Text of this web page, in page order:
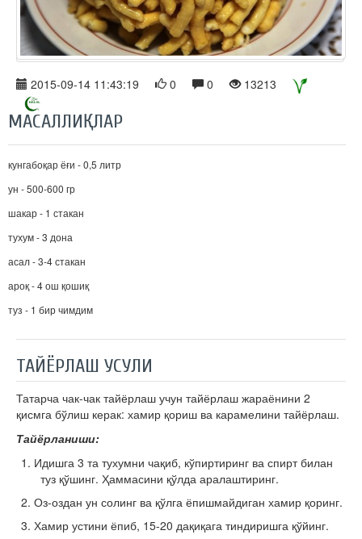
2015-09-14 11:43:19 0 0 13213
МАСАЛЛИҚЛАР
кунгабоқар ёғи - 0,5 литр
ун - 500-600 гр
шакар - 1 стакан
тухум - 3 дона
асал - 3-4 стакан
ароқ - 4 ош қошиқ
туз - 1 бир чимдим
ТАЙЁРЛАШ УСУЛИ
Татарча чак-чак тайёрлаш учун тайёрлаш жараёнини 2
қисмга бўлиш керак: хамир қориш ва карамелини тайёрлаш.
Тайёрланиши:
1. Идишга 3 та тухумни чақиб, кўпиртиринг ва спирт билан
туз қўшинг. Ҳаммасини қўлда аралаштиринг.
2. Оз-оздан ун солинг ва қўлга ёпишмайдиган хамир қоринг.
3. Хамир устини ёпиб, 15-20 дақиқага тиндиришга қўйинг.